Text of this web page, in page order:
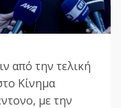
από την τελική
Κίνημα
με την